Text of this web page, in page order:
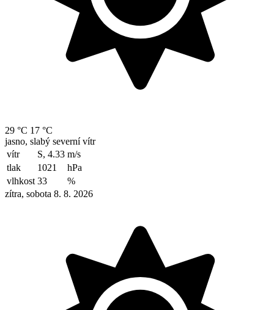
29 °C 17 °C
jasno, slabý severní vítr
vítr
S, 4.33 m/s
tlak
1021
hPa
vlhkost 33
%
zítra, sobota 8. 8. 2026